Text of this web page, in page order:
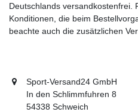
Deutschlands versandkostenfrei.
Konditionen, die beim
beachte auch die zusätzlichen
Sport-Versand24 GmbH
In den Schlimmfuhren 8
54338 Schweich